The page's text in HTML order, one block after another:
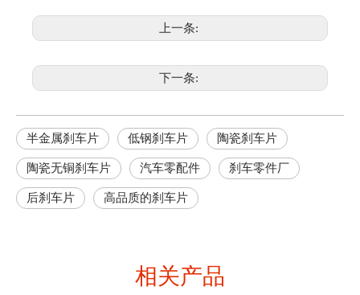
上一条:
下一条:
半金属刹车片 低钢刹车片 陶瓷刹车片
陶瓷无铜刹车片 汽车零配件 刹车零件厂
后刹车片 高品质的刹车片
相关产品